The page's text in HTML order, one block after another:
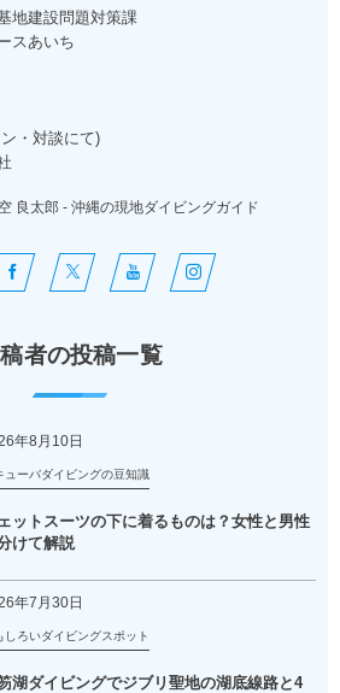
地建設問題対策課
スあいち
・対談にて)
良太郎 - 沖縄の現地ダイビングガイド
者の投稿一覧
年8月10日
ューバダイビングの豆知識
ットスーツの下に着るものは？女性と男性
けて解説
年7月30日
しろいダイビングスポット
湖ダイビングでジブリ聖地の湖底線路と4